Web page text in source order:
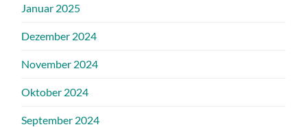
Januar 2025
Dezember 2024
November 2024
Oktober 2024
September 2024